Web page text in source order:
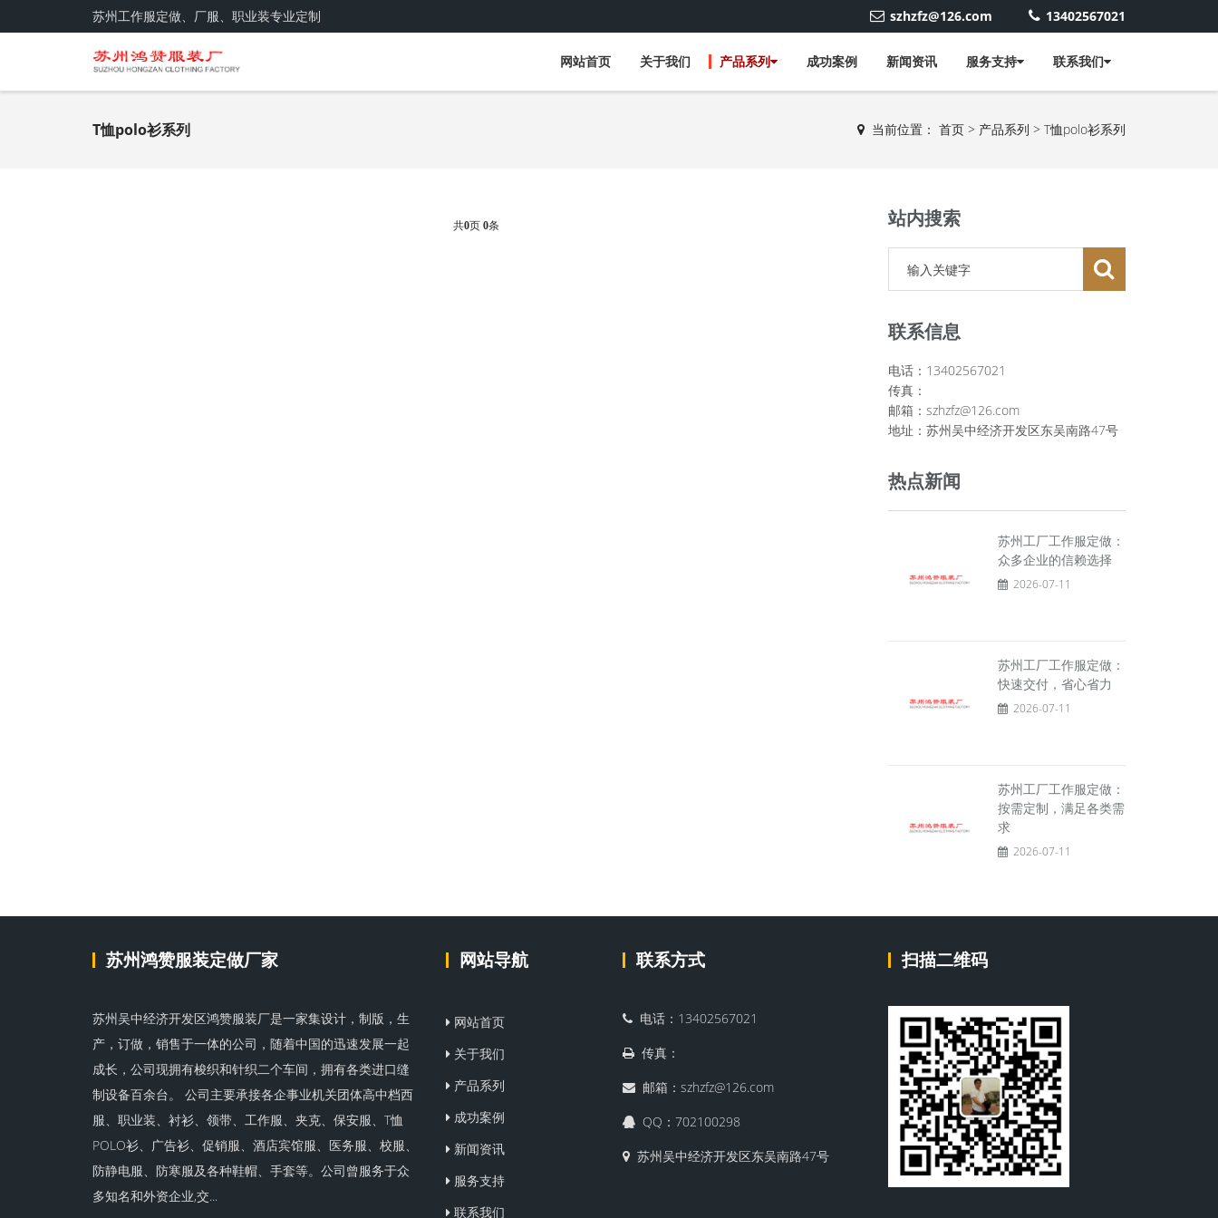
苏州工作服定做、厂服、职业装专业定制 szhzfz@126.com 13402567021
网站首页 关于我们 产品系列 成功案例 新闻资讯 服务支持 联系我们
T恤polo衫系列 当前位置： 首页 > 产品系列 > T恤polo衫系列
共0页0条 站内搜索
联系信息
电话：13402567021
传真：
邮箱：szhzfz@126.com
地址：苏州吴中经济开发区东吴南路47号
热点新闻
苏州工厂工作服定做：
众多企业的信赖选择
2026-07-11
苏州工厂工作服定做：
快速交付，省心省力
2026-07-11
苏州工厂工作服定做：
按需定制，满足各类需
求
2026-07-11
苏州鸿赞服装定做厂家
苏州吴中经济开发区鸿赞服装厂是一家集设计，制版，生
产，订做，销售于一体的公司，随着中国的迅速发展一起
成长，公司现拥有梭织和针织二个车间，拥有各类进口缝
制设备百余台。 公司主要承接各企事业机关团体高中档西
服、职业装、衬衫、领带、工作服、夹克、保安服、T恤
POLO衫、广告衫、促销服、酒店宾馆服、医务服、校服、
防静电服、防寒服及各种鞋帽、手套等。公司曾服务于众
多知名和外资企业,交...
网站导航
网站首页
关于我们
产品系列
成功案例
新闻资讯
服务支持
联系我们
联系方式
电话：13402567021
传真：
邮箱：szhzfz@126.com
QQ：702100298
苏州吴中经济开发区东吴南路47号
扫描二维码